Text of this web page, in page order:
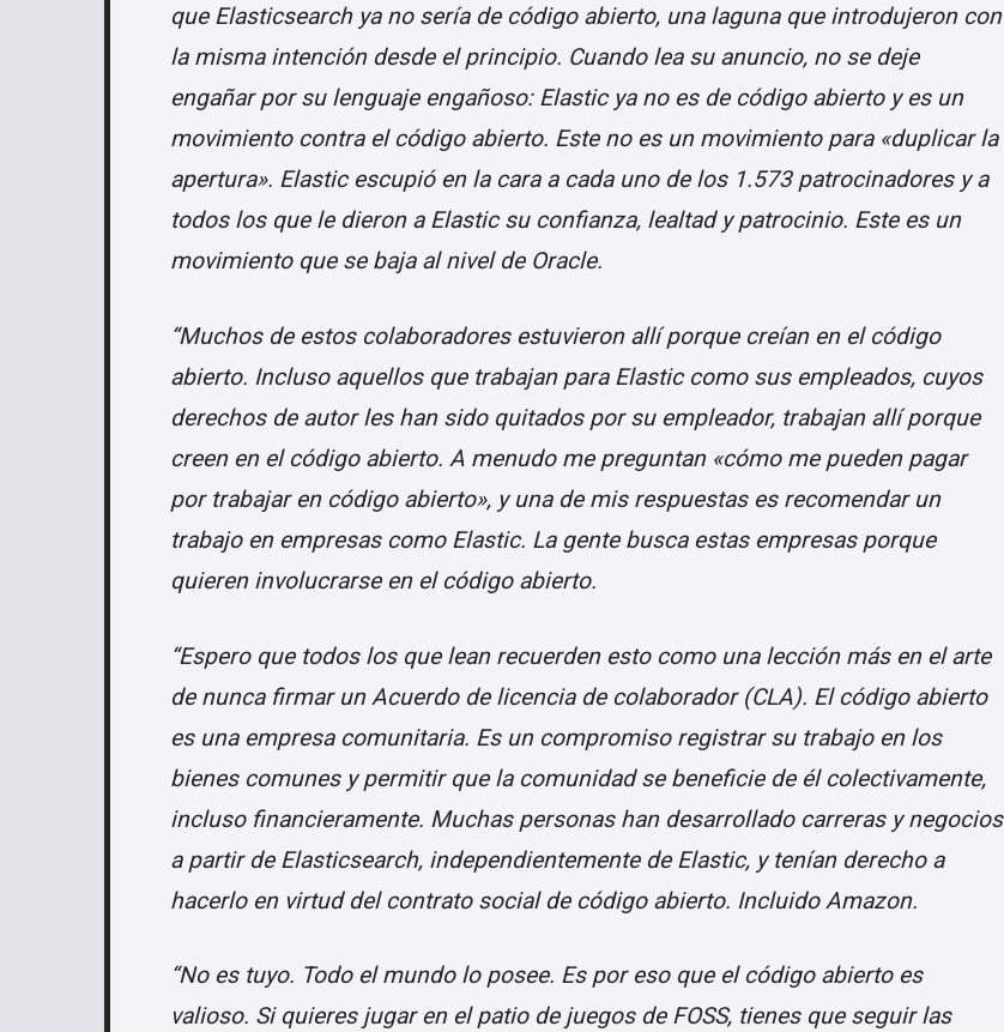
que Elasticsearch ya no sería de código abierto, una laguna que introdujeron con
la misma intención desde el principio. Cuando lea su anuncio, no se deje
engañar por su lenguaje engañoso: Elastic ya no es de código abierto y es un
movimiento contra el código abierto. Este no es un movimiento para «duplicar la
apertura». Elastic escupió en la cara a cada uno de los 1.573 patrocinadores y a
todos los que le dieron a Elastic su confianza, lealtad y patrocinio. Este es un
movimiento que se baja al nivel de Oracle.
“Muchos de estos colaboradores estuvieron allí porque creían en el código
abierto. Incluso aquellos que trabajan para Elastic como sus empleados, cuyos
derechos de autor les han sido quitados por su empleador, trabajan allí porque
creen en el código abierto. A menudo me preguntan «cómo me pueden pagar
por trabajar en código abierto», y una de mis respuestas es recomendar un
trabajo en empresas como Elastic. La gente busca estas empresas porque
quieren involucrarse en el código abierto.
“Espero que todos los que lean recuerden esto como una lección más en el arte
de nunca firmar un Acuerdo de licencia de colaborador (CLA). El código abierto
es una empresa comunitaria. Es un compromiso registrar su trabajo en los
bienes comunes y permitir que la comunidad se beneficie de él colectivamente,
incluso financieramente. Muchas personas han desarrollado carreras y negocios
a partir de Elasticsearch, independientemente de Elastic, y tenían derecho a
hacerlo en virtud del contrato social de código abierto. Incluido Amazon.
“No es tuyo. Todo el mundo lo posee. Es por eso que el código abierto es
valioso. Si quieres jugar en el patio de juegos de FOSS, tienes que seguir las